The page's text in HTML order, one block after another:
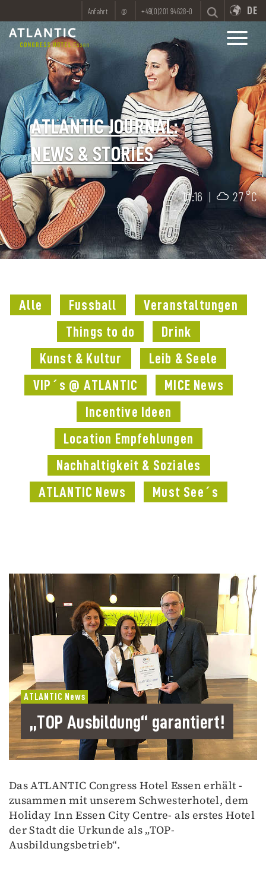
Anfahrt @ +49(0)201 94628-0 DE
ATLANTIC JOURNAL:
NEWS & STORIES
10:16 | 27 °C
Alle Fussball
Veranstaltungen
Things to do
Drink
Kunst & Kultur
Leib & Seele
VIP´s @ ATLANTIC
MICE News
Incentive Ideen
Location Empfehlungen
Nachhaltigkeit & Soziales
ATLANTIC News
Must See´s
ATLANTIC News
„TOP Ausbildung“ garantiert!
Das ATLANTIC Congress Hotel Essen erhält -
zusammen mit unserem Schwesterhotel, dem
Holiday Inn Essen City Centre- als erstes Hotel
der Stadt die Urkunde als „TOP-
Ausbildungsbetrieb“.